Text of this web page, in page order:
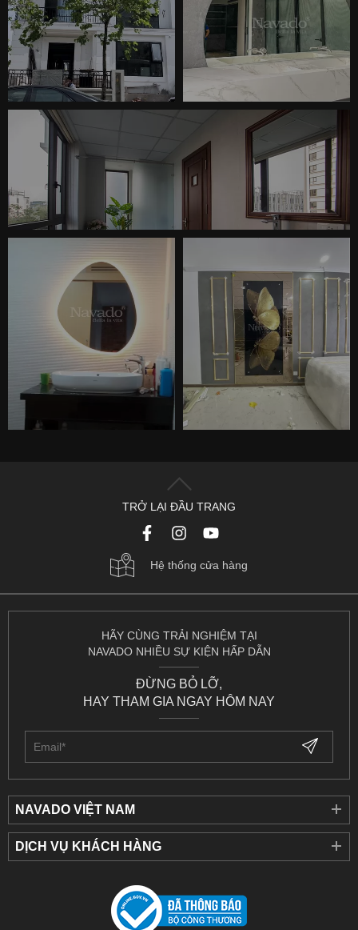
TRỞ LẠI ĐẦU TRANG
Hệ thống cửa hàng
NAVADO VIỆT NAM
DỊCH VỤ KHÁCH HÀNG
HÃY CÙNG TRẢI NGHIỆM TẠI
NAVADO NHIỀU SỰ KIỆN HẤP DẪN
ĐỪNG BỎ LỠ,
HAY THAM GIA NGAY HÔM NAY